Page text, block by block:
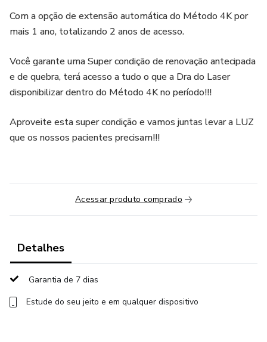
Com a opção de extensão automática do Método 4K por
mais 1 ano, totalizando 2 anos de acesso.
Você garante uma Super condição de renovação antecipada
e de quebra, terá acesso a tudo o que a Dra do Laser
disponibilizar dentro do Método 4K no período!!!
Aproveite esta super condição e vamos juntas levar a LUZ
que os nossos pacientes precisam!!!
Acessar produto comprado
Detalhes
Garantia de 7 dias
Estude do seu jeito e em qualquer dispositivo